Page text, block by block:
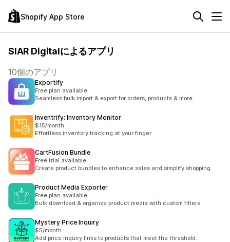
Shopify App Store
SIAR Digitalによるアプリ
10個のアプリ
Exportify
Free plan available
Seamless bulk import & export for orders, products & more
Inventrify: Inventory Monitor
$15/month
Effortless inventory tracking at your finger
CartFusion Bundle
Free trial available
Create product bundles to enhance sales and simplify shopping.
Product Media Exporter
Free plan available
Bulk download & organize product media with custom filters
Mystery Price Inquiry
$5/month
Add price inquiry links to products that meet the threshold.